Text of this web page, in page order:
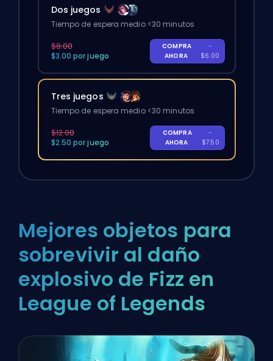
Dos juegos
Tiempo de espera medio <30 minutos
$8.00
$3.00 por juego
COMPRA
AHORA
-
$6.00
Tres juegos
Tiempo de espera medio <30 minutos
$12.00
$2.50 por juego
COMPRA
AHORA
-
$7.50
Mejores objetos para
sobrevivir al daño
explosivo de Fizz en
League of Legends